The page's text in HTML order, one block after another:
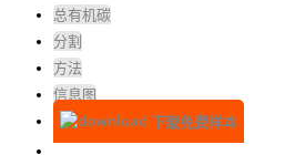
总有机碳
分割
方法
信息图
下载免费样本